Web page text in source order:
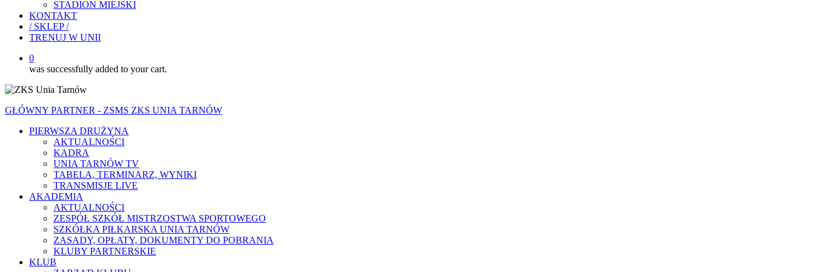
STADION MIEJSKI
KONTAKT
/ SKLEP /
TRENUJ W UNII
0
was successfully added to your cart.
GŁÓWNY PARTNER - ZSMS ZKS UNIA TARNÓW
PIERWSZA DRUŻYNA
AKTUALNOŚCI
KADRA
UNIA TARNÓW TV
TABELA, TERMINARZ, WYNIKI
TRANSMISJE LIVE
AKADEMIA
AKTUALNOŚCI
ZESPÓŁ SZKÓŁ MISTRZOSTWA SPORTOWEGO
SZKÓŁKA PIŁKARSKA UNIA TARNÓW
ZASADY, OPŁATY, DOKUMENTY DO POBRANIA
KLUBY PARTNERSKIE
KLUB